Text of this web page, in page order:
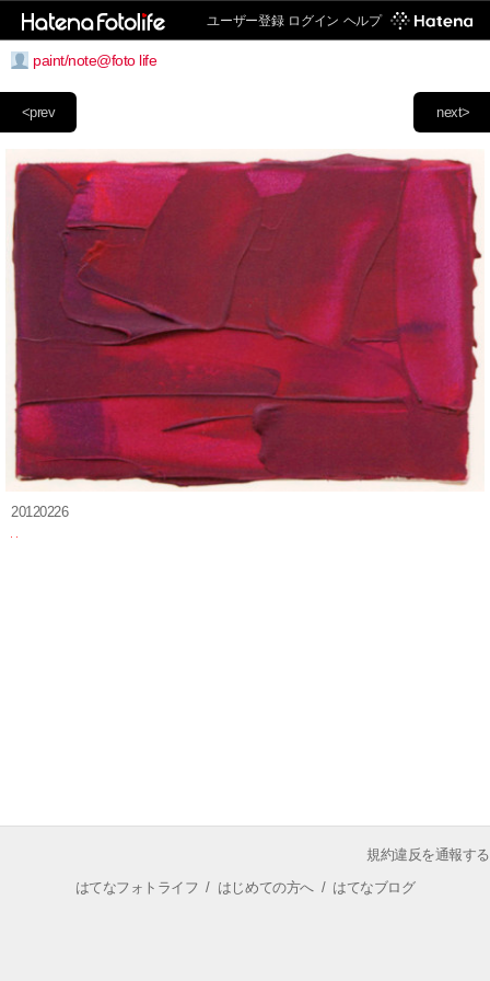
ユーザー登録 ログイン ヘルプ
paint/note@foto life
next>
<prev
20120226
規約違反を通報する
はてなフォトライフ / はじめての方へ/ はてなブログ